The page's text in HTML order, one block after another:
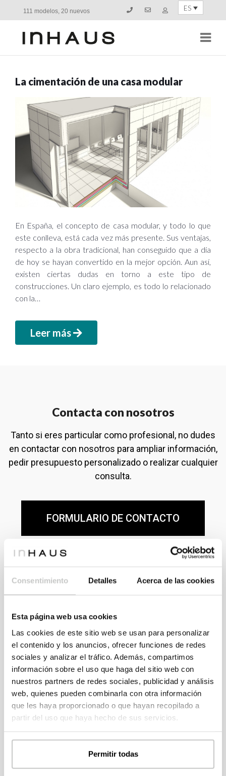
Consentimiento Detalles Acerca de las cookies
Esta página web usa cookies
Las cookies de este sitio web se usan para personalizar
el contenido y los anuncios, ofrecer funciones de redes
sociales y analizar el tráfico. Además, compartimos
información sobre el uso que haga del sitio web con
nuestros partners de redes sociales, publicidad y análisis
web, quienes pueden combinarla con otra información
que les haya proporcionado o que hayan recopilado a
partir del uso que haya hecho de sus servicios.
Permitir todas
111 modelos, 20 nuevos ES
La cimentación de una casa modular
En España, el concepto de casa modular, y todo lo que
este conlleva, está cada vez más presente. Sus ventajas,
respecto a la obra tradicional, han conseguido que a día
de hoy se hayan convertido en la mejor opción. Aun así,
existen ciertas dudas en torno a este tipo de
construcciones. Un claro ejemplo, es todo lo relacionado
con la…
Leer más
Contacta con nosotros
Tanto si eres particular como profesional, no dudes
en contactar con nosotros para ampliar información,
pedir presupuesto personalizado o realizar cualquier
consulta.
FORMULARIO DE CONTACTO
Consulta modelos y precios
En nuestro Catálogo 111 dispones de más de cien
modelos de casas para escoger. Regístrate para
acceder a la información y precios de todos los
modelos.
REGÍSTRATE